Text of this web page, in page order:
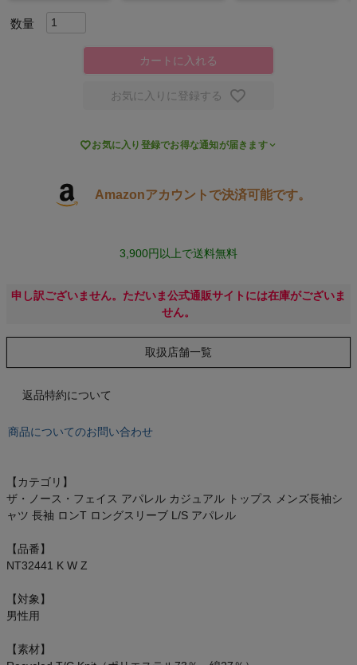
旅行
もっと見る
スポーツマリオTOP
ベースボールマリオ（野球商品）
お気に入り
ご利用ガイド
クーポン一覧
商品レビュー
カートに入れる
お気に入りに登録する
お気に入り登録でお得な通知が届きます
Amazonアカウントで決済可能です。
3,900円以上で送料無料
申し訳ございません。ただいま公式通販サイトには在庫がございま
せん。
取扱店舗一覧
返品特約について
商品についてのお問い合わせ
【カテゴリ】
ザ・ノース・フェイス アパレル カジュアル トップス メンズ長袖シ
ャツ 長袖 ロンT ロングスリーブ L/S アパレル
【品番】
NT32441 K W Z
【対象】
男性用
【素材】